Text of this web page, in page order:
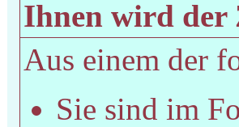
Ihnen wird der
Aus einem der
Sie sind im